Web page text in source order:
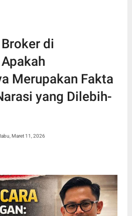
di
Merupakan Fakta
yang Dilebih-
Maret 11, 2026